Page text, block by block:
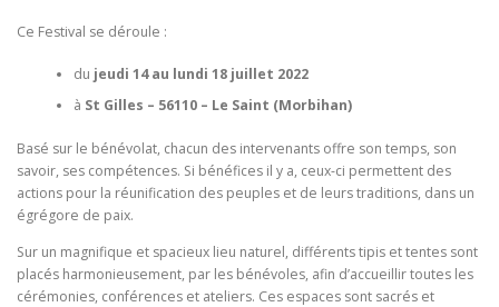
Ce Festival se déroule :
du jeudi 14 au lundi 18 juillet 2022
à St Gilles – 56110 – Le Saint (Morbihan)
Basé sur le bénévolat, chacun des intervenants offre son temps, son
savoir, ses compétences. Si bénéfices il y a, ceux-ci permettent des
actions pour la réunification des peuples et de leurs traditions, dans un
égrégore de paix.
Sur un magnifique et spacieux lieu naturel, différents tipis et tentes sont
placés harmonieusement, par les bénévoles, afin d’accueillir toutes les
cérémonies, conférences et ateliers. Ces espaces sont sacrés et